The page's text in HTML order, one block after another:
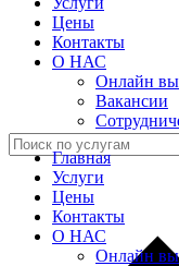
Цены
Контакты
О НАС
Онлайн
Вакансии
Главная
Услуги
Цены
Контакты
О НАС
Онлайн